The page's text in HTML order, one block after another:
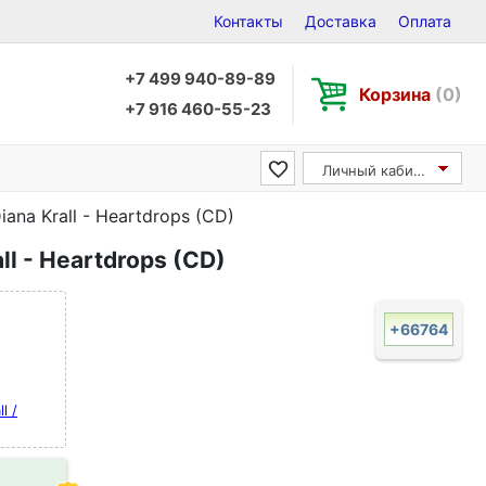
Контакты Доставка Оплата
+7 499 940-89-89
+7 916 460-55-23
Корзина (0)
Личный кабинет
Krall - Heartdrops (CD)
- Heartdrops (CD)
/
+66764